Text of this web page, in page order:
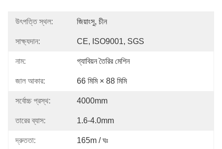
উৎপত্তি স্থল: জিয়াংসু, চীন
সাক্ষ্যদান: CE, ISO9001, SGS
নাম: গ্যাবিয়ন তৈরির মেশিন
জাল আকার: 66 মিমি × 88 মিমি
সর্বোচ্চ প্রস্থ: 4000mm
তারের ব্যাস: 1.6-4.0mm
দ্রুততা: 165m / ঘঃ